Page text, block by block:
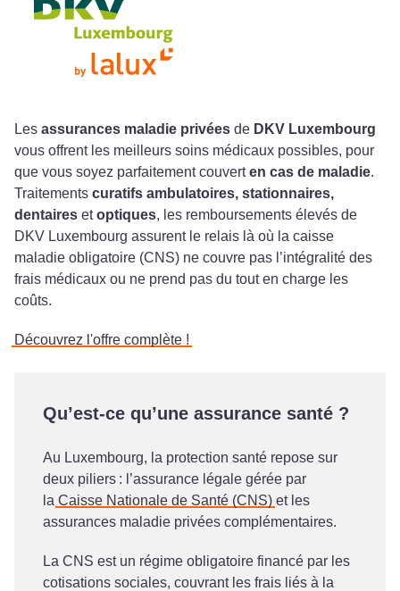
Les assurances maladie privées de DKV Luxembourg
vous offrent les meilleurs soins médicaux possibles, pour
que vous soyez parfaitement couverten cas de maladie.
Traitements curatifs ambulatoires, stationnaires,
dentaires etoptiques, les remboursements élevés de
DKV Luxembourg assurent le relais là où la caisse
maladie obligatoire (CNS) ne couvre pas l’intégralité des
frais médicaux ou ne prend pas du tout en charge les
coûts.
Découvrez l'offre complète !
Qu’est-ce qu’une assurance santé ?
Au Luxembourg, la protection santé repose sur
deux piliers : l’assurance légale gérée par
la Caisse Nationale de Santé (CNS) et les
assurances maladie privées complémentaires.
La CNS est un régime obligatoire financé par les
cotisations sociales, couvrant les frais liés à la